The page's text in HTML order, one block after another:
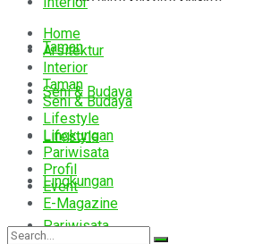
Taman
Seni & Budaya
Lifestyle
Lingkungan
Pariwisata
Home
Arsitektur
Interior
Taman
Seni & Budaya
Lifestyle
Lingkungan
Pariwisata
Profil
Event
E-Magazine